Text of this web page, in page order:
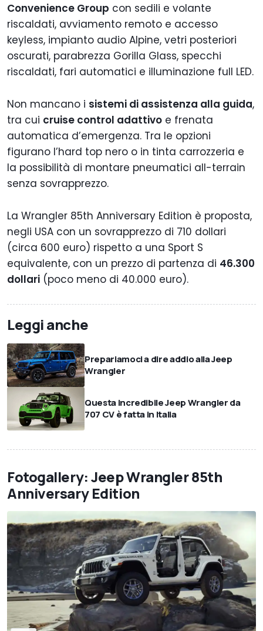
Convenience Group con sedili e volante
riscaldati, avviamento remoto e accesso
keyless, impianto audio Alpine, vetri posteriori
oscurati, parabrezza Gorilla Glass, specchi
riscaldati, fari automatici e illuminazione full LED.
Non mancano i sistemi di assistenza alla guida,
tra cui cruise control adattivo e frenata
automatica d’emergenza. Tra le opzioni
figurano l’hard top nero o in tinta carrozzeria e
la possibilità di montare pneumatici all-terrain
senza sovrapprezzo.
La Wrangler 85th Anniversary Edition è proposta,
negli USA con un sovrapprezzo di 710 dollari
(circa 600 euro) rispetto a una Sport S
equivalente, con un prezzo di partenza di 46.300
dollari (poco meno di 40.000 euro).
Leggi anche
Prepariamoci a dire addio alla Jeep
Wrangler
Questa incredibile Jeep Wrangler da
707 CV è fatta in Italia
Fotogallery: Jeep Wrangler 85th
Anniversary Edition